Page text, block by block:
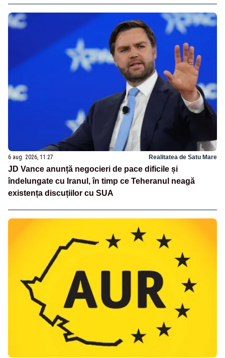
6 aug. 2026, 11:27 Realitatea de Satu Mare
JD Vance anunță negocieri de pace dificile și
îndelungate cu Iranul, în timp ce Teheranul neagă
existența discuțiilor cu SUA